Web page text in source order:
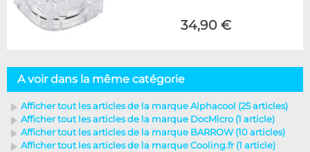
34,90 €
A voir dans la même catégorie
Afficher tout les articles de la marque Alphacool (25 articles)
Afficher tout les articles de la marque DocMicro (1 article)
Afficher tout les articles de la marque BARROW (10 articles)
Afficher tout les articles de la marque Cooling.fr (1 article)